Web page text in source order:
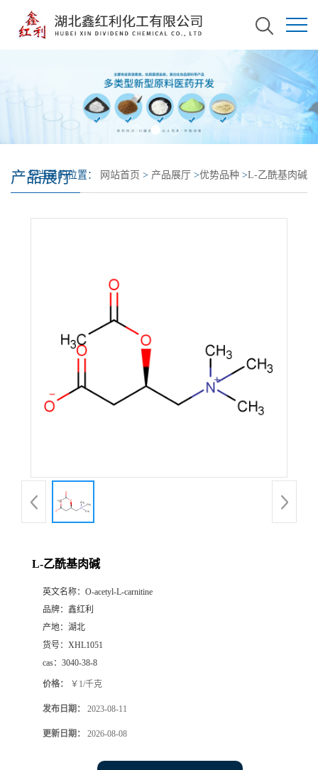
产品展厅
您当前的位置： 网站首页 > 产品展厅 >优势品种 >L-乙酰基肉碱
L-乙酰基肉碱
英文名称： O-acetyl-L-carnitine
品牌： 鑫红利
产地： 湖北
货号： XHL1051
cas： 3040-38-8
价格： ￥1/千克
发布日期： 2023-08-11
更新日期： 2026-08-08